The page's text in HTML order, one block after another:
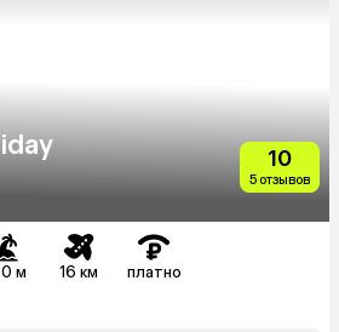
10
5 отзывов
м 16 км платно